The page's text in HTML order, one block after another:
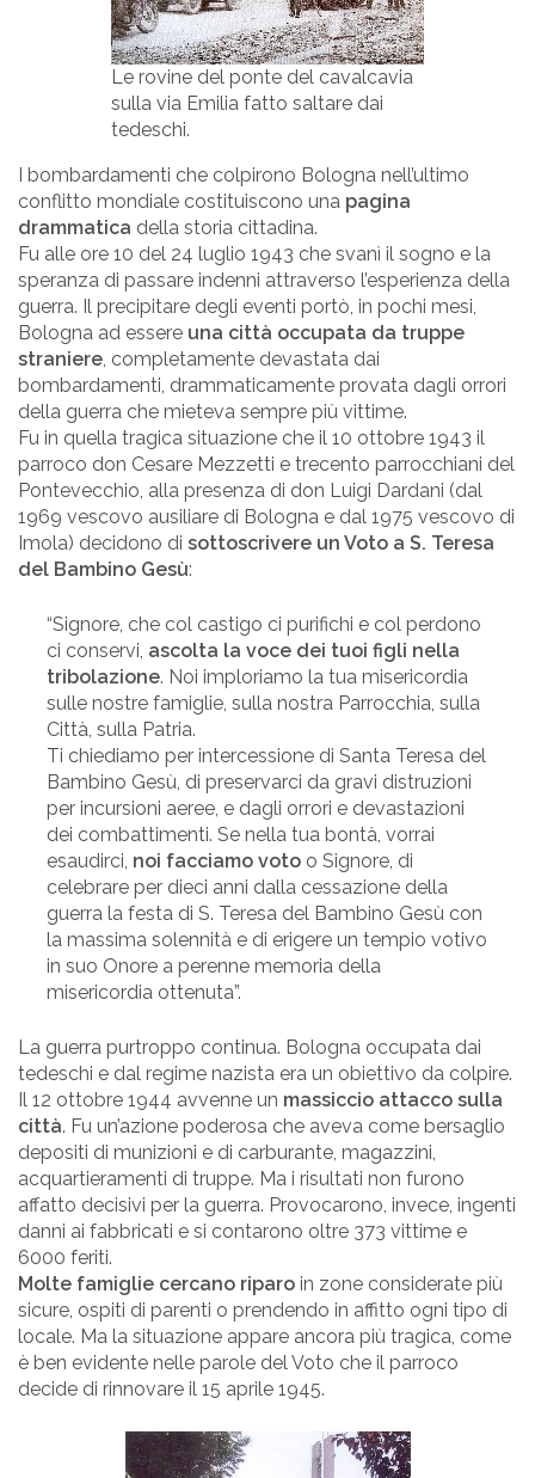
Le rovine del ponte del cavalcavia
sulla via Emilia fatto saltare dai
tedeschi.
I bombardamenti che colpirono Bologna nell’ultimo
conflitto mondiale costituiscono una pagina
drammatica della storia cittadina.
Fu alle ore 10 del 24 luglio 1943 che svanì il sogno e la
speranza di passare indenni attraverso l’esperienza della
guerra. Il precipitare degli eventi portò, in pochi mesi,
Bologna ad essere una città occupata da truppe
straniere, completamente devastata dai
bombardamenti, drammaticamente provata dagli orrori
della guerra che mieteva sempre più vittime.
Fu in quella tragica situazione che il 10 ottobre 1943 il
parroco don Cesare Mezzetti e trecento parrocchiani del
Pontevecchio, alla presenza di don Luigi Dardani (dal
1969 vescovo ausiliare di Bologna e dal 1975 vescovo di
Imola) decidono di sottoscrivere un Voto a S. Teresa
del Bambino Gesù:
“Signore, che col castigo ci purifichi e col perdono
ci conservi, ascolta la voce dei tuoi figli nella
tribolazione. Noi imploriamo la tua misericordia
sulle nostre famiglie, sulla nostra Parrocchia, sulla
Città, sulla Patria.
Ti chiediamo per intercessione di Santa Teresa del
Bambino Gesù, di preservarci da gravi distruzioni
per incursioni aeree, e dagli orrori e devastazioni
dei combattimenti. Se nella tua bontà, vorrai
esaudirci, noi facciamo voto o Signore, di
celebrare per dieci anni dalla cessazione della
guerra la festa di S. Teresa del Bambino Gesù con
la massima solennità e di erigere un tempio votivo
in suo Onore a perenne memoria della
misericordia ottenuta”.
La guerra purtroppo continua. Bologna occupata dai
tedeschi e dal regime nazista era un obiettivo da colpire.
Il 12 ottobre 1944 avvenne un massiccio attacco sulla
città. Fu un’azione poderosa che aveva come bersaglio
depositi di munizioni e di carburante, magazzini,
acquartieramenti di truppe. Ma i risultati non furono
affatto decisivi per la guerra. Provocarono, invece, ingenti
danni ai fabbricati e si contarono oltre 373 vittime e
6000 feriti.
Molte famiglie cercano riparo in zone considerate più
sicure, ospiti di parenti o prendendo in affitto ogni tipo di
locale. Ma la situazione appare ancora più tragica, come
è ben evidente nelle parole del Voto che il parroco
decide di rinnovare il 15 aprile 1945.